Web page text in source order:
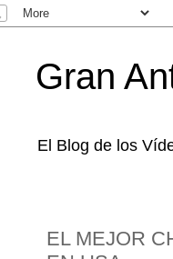
Gran
El Blog de los
EL MEJOR